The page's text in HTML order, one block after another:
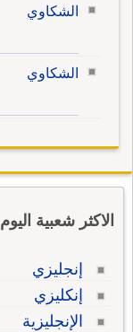
الشكاوي
الشكاوي
الاكثر شعبية اليوم
إنجليزي
إنكليزي
الإنجليزية